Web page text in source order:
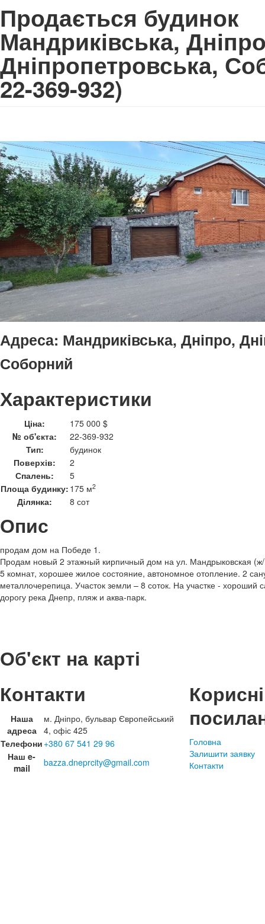
Продається будинок
Мандриківська,
Дніпропетровська,
22-369-932)
Адреса: Мандриківська, Дніпро,
Соборний
Характеристики
Ціна:
175 000 $
№ об'єкта:
22-369-932
Тип:
будинок
Поверхів:
2
Спалень:
5
Площа будинку: 175 м2
Ділянка: 8 сот
Опис
продам дом на Победе 1.
Продам новый 2 этажный кирпичный дом на ул. Мандрыковская
5 комнат, хорошее жилое состояние, автономное отопление. 2
металлочерепица. Участок земли – 8 соток. На участке - хороший
дорогу река Днепр, пляж и аква-парк.
Об'єкт на карті
Контакти
Наша
адреса
м. Дніпро, бульвар Європейський
4, офіс 425
Телефони +380 67 541 29 96
Наш e-
mail
bazza.dneprcity@gmail.com
Корисні
Головна
Залишити заявку
Контакти